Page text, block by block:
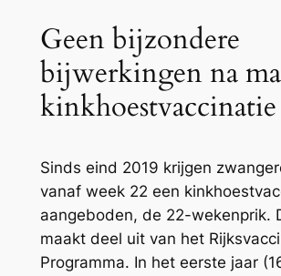
Geen bijzondere
bijwerkingen na
kinkhoestvaccinatie
Sinds eind 2019 krijgen
vanaf week 22 een
aangeboden, de 22-wekenprik.
maakt deel uit van het
Programma. In het eerste jaar